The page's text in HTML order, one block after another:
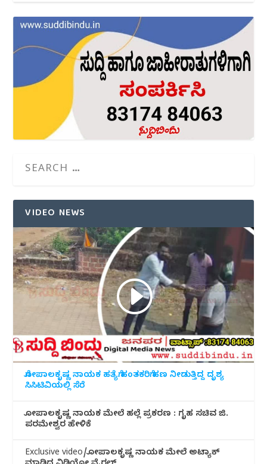
VIDEO NEWS
ಗೋಪಾಲಕೃಷ್ಣ ನಾಯಕ ಹತ್ಯೆಗೆ ಹಂತಕರಿಗೆ ಹಣ ನೀಡುತ್ತಿದ್ದ ದೃಶ್ಯ
ಸಿಸಿಟಿವಿಯಲ್ಲಿ ಸೆರೆ
ಗೋಪಾಲಕೃಷ್ಣ ನಾಯಕ ಮೇಲೆ ಹಲ್ಲೆ ಪ್ರಕರಣ : ಗೃಹ ಸಚಿವ ಜಿ.
ಪರಮೇಶ್ವರ ಹೇಳಿಕೆ
Exclusive video/ಗೋಪಾಲಕೃಷ್ಣ ನಾಯಕ ಮೇಲೆ ಅಟ್ಯಾಕ್